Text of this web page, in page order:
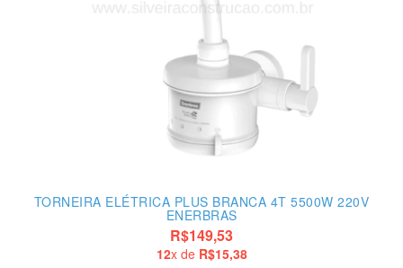
TORNEIRA ELÉTRICA PLUS BRANCA 4T 5500W 220V
ENERBRAS
R$149,53
12x de R$15,38